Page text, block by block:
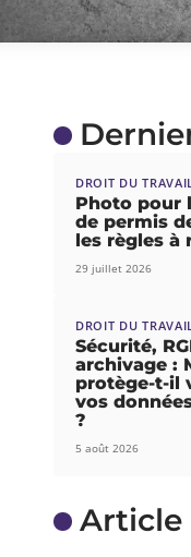
DROIT DU
Photo pour
de permis
les règles à
29 juillet 2026
DROIT DU
Sécurité,
archivage :
protège-t-il
vos
?
5 août 2026
Article